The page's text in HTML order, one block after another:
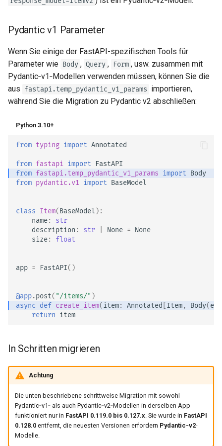
Pydantic v1 Parameter
Wenn Sie einige der FastAPI-spezifischen Tools für
Parameter wie Body , Query , Form , usw. zusammen mit
Pydantic‑v1‑Modellen verwenden müssen, können Sie die
aus fastapi.temp_pydantic_v1_params importieren,
während Sie die Migration zu Pydantic v2 abschließen:
Python 3.10+
from typing import Annotated
from fastapi import
FastAPI
from fastapi.temp_pydantic_v1_params import Body
from pydantic.v1 import BaseModel
class Item(BaseModel ):
name:
str
description : str None = None
size: float
app = FastAPI()
@app.post( "/items/" )
async def create_item(item: Annotated Item, Body(
return item
In Schritten migrieren
Achtung
Die unten beschriebene schrittweise Migration mit sowohl
Pydantic‑v1‑ als auch Pydantic‑v2‑Modellen in derselben App
funktioniert nur in FastAPI 0.119.0 bis 0.127.x . Sie wurde in FastAPI
0.128.0entfernt, die neuesten Versionen erfordern Pydantic‑v2-
Modelle.